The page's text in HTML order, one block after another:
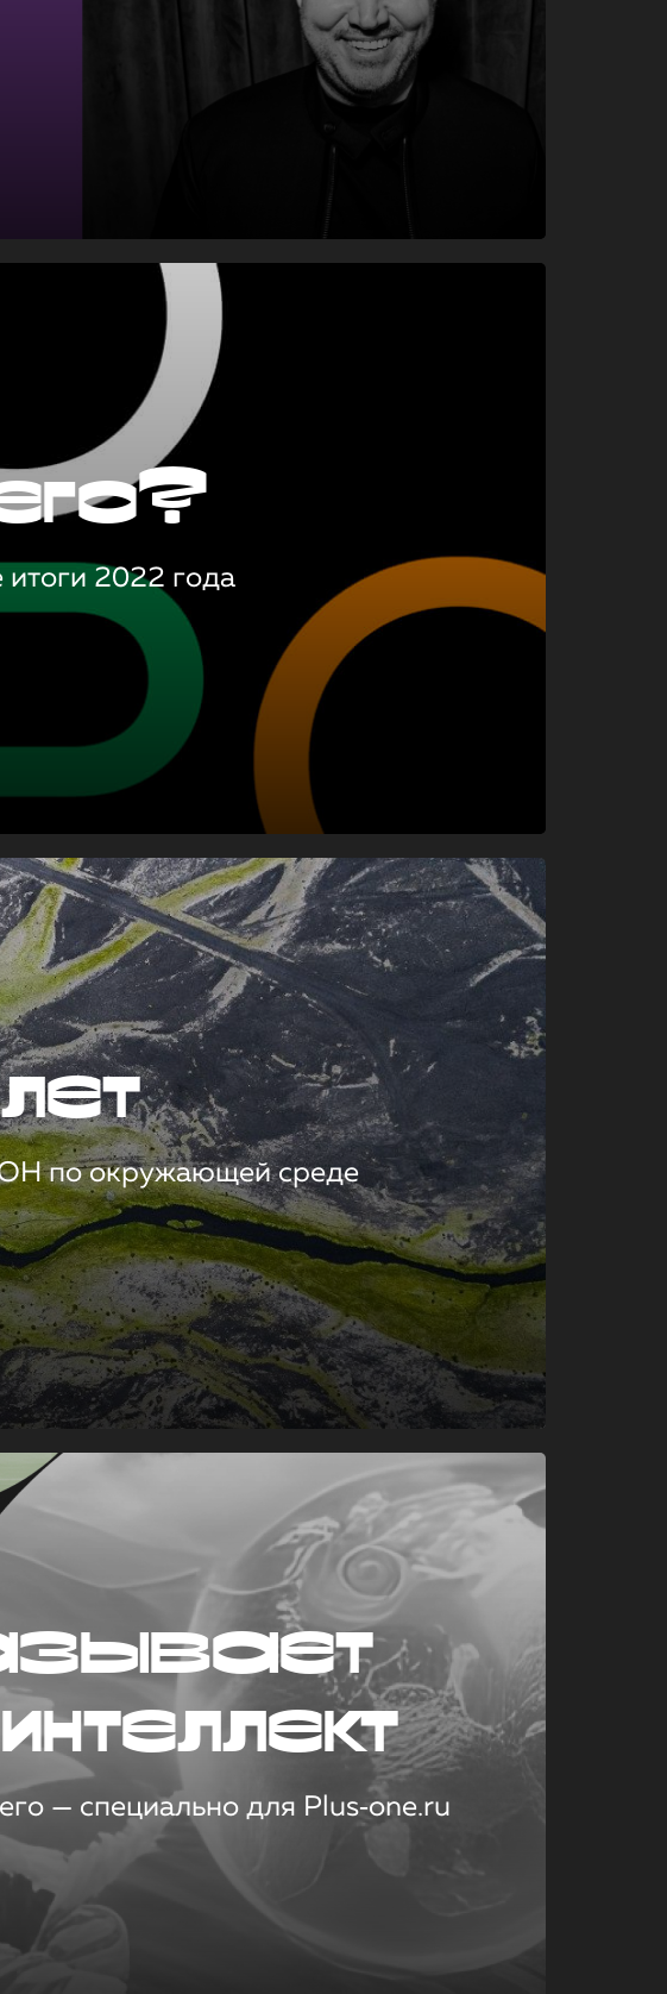
2022 года
по окружающей среде
— специально для Plus‑one.ru